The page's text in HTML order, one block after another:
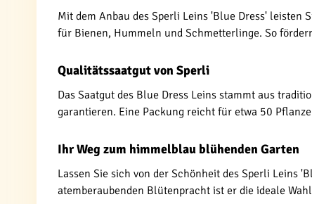
Mit dem Anbau des Sperli Leins 'Blue Dress'
für Bienen, Hummeln und Schmetterlinge. So
Qualitätssaatgut von Sperli
Das Saatgut des Blue Dress Leins stammt aus
garantieren. Eine Packung reicht für etwa 50
Ihr Weg zum himmelblau blühenden Garten
Lassen Sie sich von der Schönheit des Sperli Leins
atemberaubenden Blütenpracht ist er die ideale